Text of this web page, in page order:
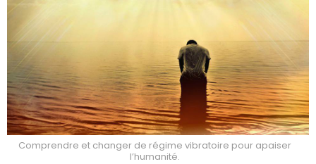
Comprendre et changer de régime vibratoire pour apaiser
l’humanité.